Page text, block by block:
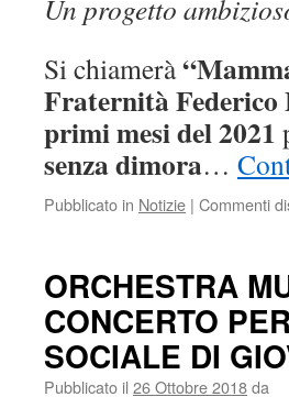
Un progetto
Si chiamerà
Fraternità Federico
primi mesi del 2021
senza dimora…
Pubblicato in Notizie | Commenti
ORCHESTRA
CONCERTO
SOCIALE DI
Pubblicato il 26 Ottobre 2018da